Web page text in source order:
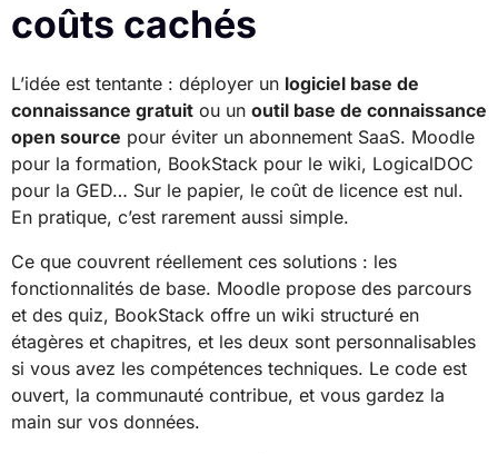
coûts cachés
L’idée est tentante : déployer un logiciel base de
connaissance gratuit ou un outil base de connaissance
open source pour éviter un abonnement SaaS. Moodle
pour la formation, BookStack pour le wiki, LogicalDOC
pour la GED… Sur le papier, le coût de licence est nul.
En pratique, c’est rarement aussi simple.
Ce que couvrent réellement ces solutions : les
fonctionnalités de base. Moodle propose des parcours
et des quiz, BookStack offre un wiki structuré en
étagères et chapitres, et les deux sont personnalisables
si vous avez les compétences techniques. Le code est
ouvert, la communauté contribue, et vous gardez la
main sur vos données.